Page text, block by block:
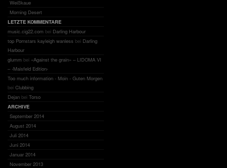
Weißkaue
Morning Desert
LETZTE KOMMENTARE
music.cig22.com bei Darling Harbour
top Pornstars kayleigh wanless bei Darling
Harbour
glumm bei «Against the grain» – LIDOMA VI
– ‹Maisfeld Edition›
Too much information - Moin - Guten Morgen
bei Clubbing
Dejan bei Torso
ARCHIVE
September 2014
August 2014
Juli 2014
Juni 2014
Januar 2014
November 2013